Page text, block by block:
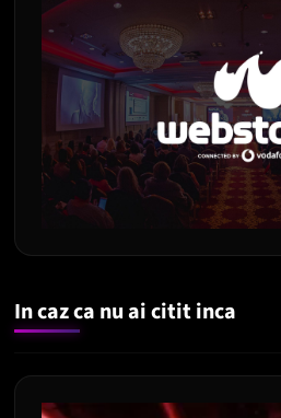
In caz ca nu ai citit inca